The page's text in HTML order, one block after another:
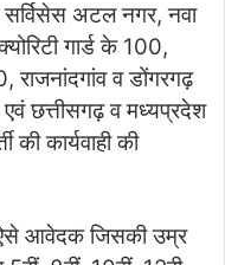
सर्विसेस अटल नगर, नवा
गार्ड के 100,
राजनांदगांव व डोंगरगढ़
छत्तीसगढ़ व मध्यप्रदेश
कार्यवाही की
ऐसे आवेदक जिसकी उम्र